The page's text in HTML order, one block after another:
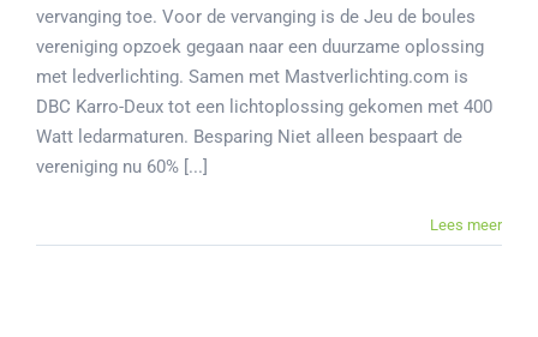
vervanging toe. Voor de vervanging is de Jeu de boules
vereniging opzoek gegaan naar een duurzame oplossing
met ledverlichting. Samen met Mastverlichting.com is
DBC Karro-Deux tot een lichtoplossing gekomen met 400
Watt ledarmaturen. Besparing Niet alleen bespaart de
vereniging nu 60% [...]
Lees meer